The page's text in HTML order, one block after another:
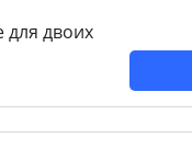
для двоих